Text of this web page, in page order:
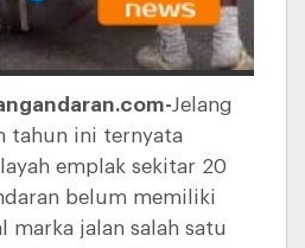
Jelang
tahun ini ternyata
emplak sekitar 20
belum memiliki
marka jalan salah satu